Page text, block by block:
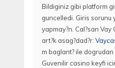
Bildiginiz gibi platform
guncelledi. Giris sorunu
yapmay?n. Cal?san
art?k asag?dad?r:
m baglant? ile
Guvenilir casino keyfi